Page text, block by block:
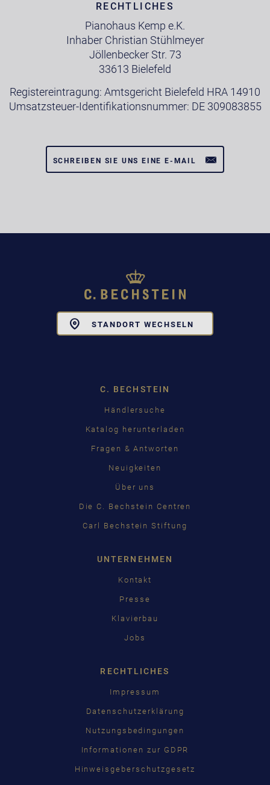
RECHTLICHES
Pianohaus Kemp e.K.
Inhaber Christian Stühlmeyer
Jöllenbecker Str. 73
33613 Bielefeld
Registereintragung: Amtsgericht Bielefeld HRA 14910
Umsatzsteuer-Identifikationsnummer: DE 309083855
SCHREIBEN SIE UNS EINE E-MAIL
STANDORT WECHSELN
C. BECHSTEIN
Händlersuche
Katalog herunterladen
Fragen & Antworten
Neuigkeiten
Über uns
Die C. Bechstein Centren
Carl Bechstein Stiftung
UNTERNEHMEN
Kontakt
Presse
Klavierbau
Jobs
RECHTLICHES
Impressum
Datenschutzerklärung
Nutzungsbedingungen
Informationen zur GDPR
Hinweisgeberschutzgesetz